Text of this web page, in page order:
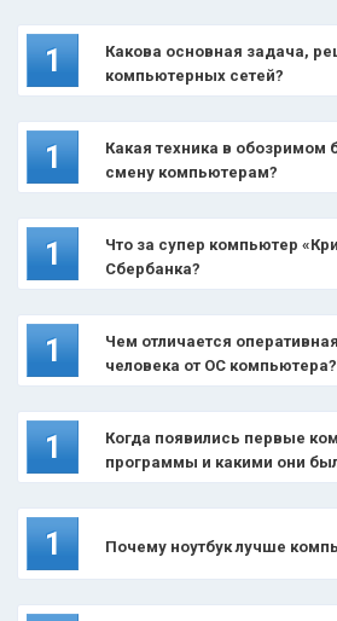
1
Какова основная задача,
компьютерных сетей?
1
Какая техника в обозримом
смену компьютерам?
1
Что за супер компьютер
Сбербанка?
1
Чем отличается
человека от ОС компьютера?
1
Когда появились первые
программы и какими они
1 Почему ноутбук лучше